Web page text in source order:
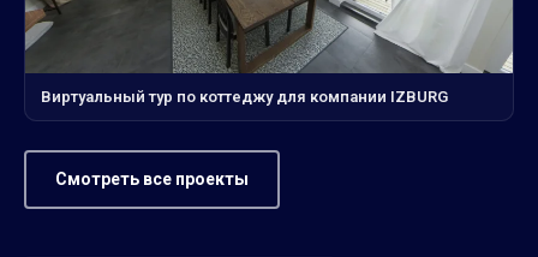
Виртуальный тур по коттеджу для компании IZBURG
Смотреть все проекты